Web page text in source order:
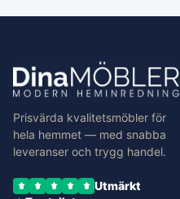
Prisvärda kvalitetsmöbler för
hela hemmet — med snabba
leveranser och trygg handel.
Utmärkt